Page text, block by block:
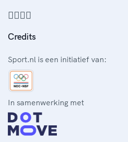
Credits
Sport.nl is een initiatief van:
In samenwerking met